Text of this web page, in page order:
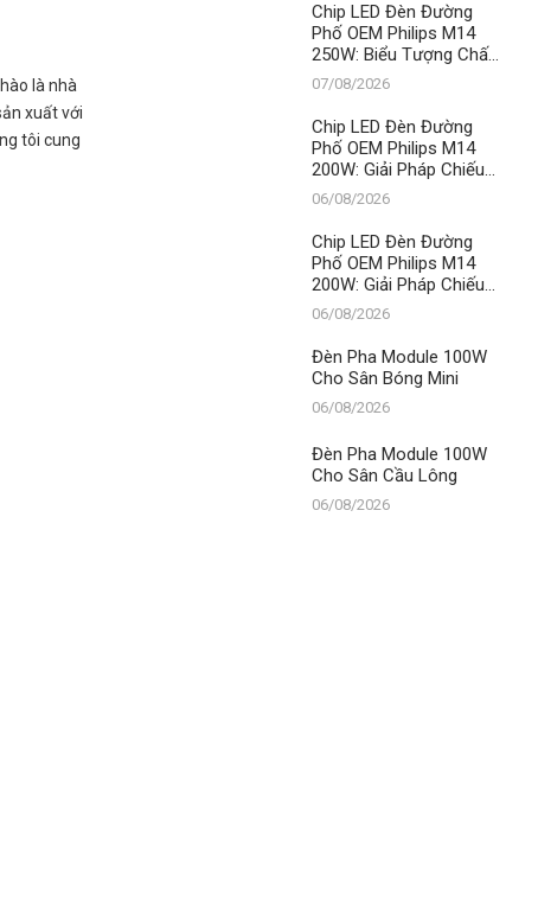
là nhà
xuất với
tôi cung
Chip LED Đèn Đường
Phố OEM Philips M14
250W: Biểu Tượng Chất
Lượng, Khẳng Định Vị
Thế Số 1 Của Thành Đạt
LED
07/08/2026
Chip LED Đèn Đường
Phố OEM Philips M14
200W: Giải Pháp Chiếu
Sáng Đỉnh Cao, Khẳng
Định Vị Thế Số 1 Của
Thành Đạt LED
06/08/2026
Chip LED Đèn Đường
Phố OEM Philips M14
200W: Giải Pháp Chiếu
Sáng Đỉnh Cao, Khẳng
Định Vị Thế Số 1 Của
Thành Đạt LED
06/08/2026
Đèn Pha Module 100W
Cho Sân Bóng Mini
06/08/2026
Đèn Pha Module 100W
Cho Sân Cầu Lông
06/08/2026